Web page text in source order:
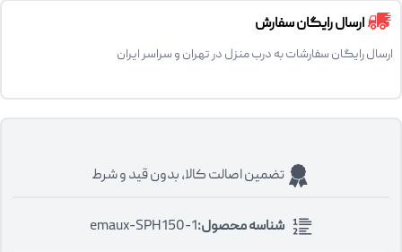
ارسال رایگان سفارش
ارسال رایگان سفارشات به درب منزل در تهران و سراسر ایران
تضمین اصالت کالا، بدون قید و شرط
شناسه محصول:emaux-SPH150-1